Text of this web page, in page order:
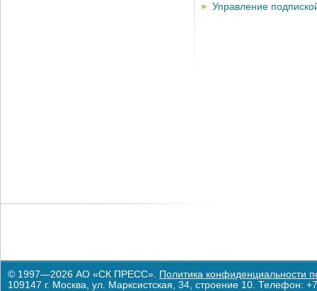
Управление
© 1997—2026 АО «СК ПРЕСС». Политика конфиденциальности
109147 г. Москва, ул. Марксистская, 34, строение 10. Телефон: